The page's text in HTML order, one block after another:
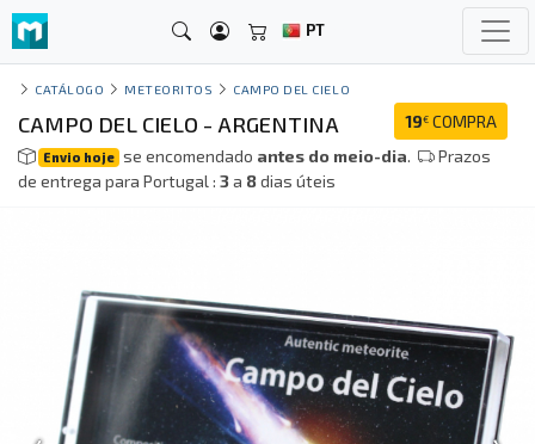
PT
CATÁLOGO METEORITOS CAMPO DEL CIELO
19€ COMPRA
CAMPO DEL CIELO - ARGENTINA
Envio hoje se encomendado antes do meio-dia.
Prazos
de entrega para Portugal : 3a 8dias úteis